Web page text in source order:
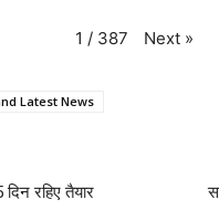
1 / 387 Next »
Latest News
रहिए तैयार